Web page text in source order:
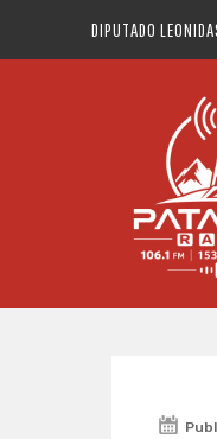
DIPUTADO